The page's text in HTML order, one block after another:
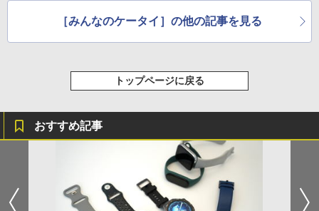
［みんなのケータイ］の他の記事を見る
トップページに戻る
おすすめ記事